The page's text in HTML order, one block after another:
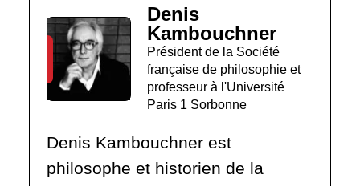
Denis
Kambouchner
Président de la Société
française de philosophie et
professeur à l'Université
Paris 1 Sorbonne
Denis Kambouchner est
philosophe et historien de la